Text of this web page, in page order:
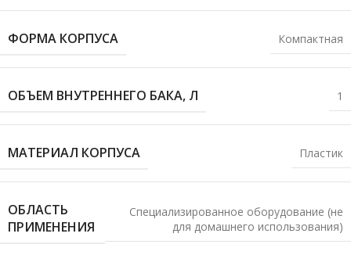
ФОРМА КОРПУСА Компактная
ОБЪЕМ ВНУТРЕННЕГО БАКА, Л 1
МАТЕРИАЛ КОРПУСА Пластик
ОБЛАСТЬ
ПРИМЕНЕНИЯ
Специализированное оборудование (не
для домашнего использования)